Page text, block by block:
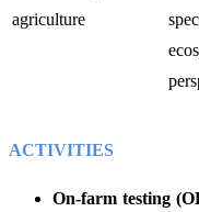
agriculture
ACTIVITIES
On-farm testing